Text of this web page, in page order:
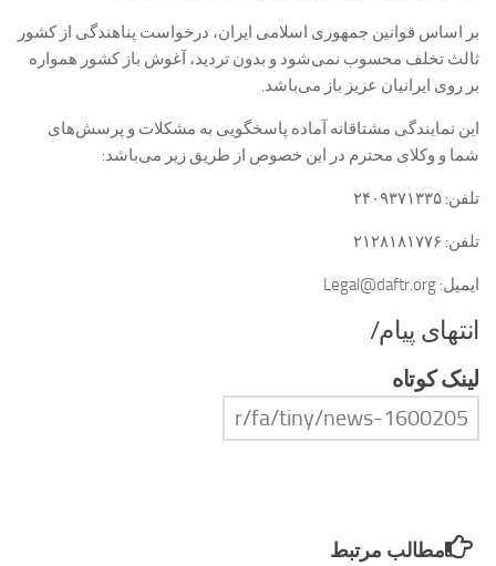
بر اساس قوانین جمهوری اسلامی ایران، درخواست پناهندگی از کشور
ثالث تخلف محسوب نمی‌شود و بدون تردید، آغوش باز کشور همواره
بر روی ایرانیان عزیز باز می‌باشد.
این نمایندگی مشتاقانه آماده پاسخگویی به مشکلات و پرسش‌های
شما و وکلای محترم در این خصوص از طریق زیر می‌باشد:
تلفن: ۲۴۰۹۳۷۱۳۳۵
تلفن: ۲۱۲۸۱۸۱۷۷۶
ایمیل: Legal@daftr.org
انتهای پیام/
لینک کوتاه
مطالب مرتبط